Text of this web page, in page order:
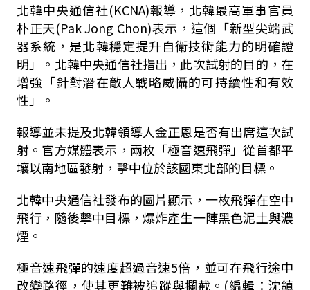
北韓中央通信社(KCNA)報導，北韓最高軍事官員
朴正天(Pak Jong Chon)表示，這個「新型尖端武
器系統，是北韓穩定提升自衛技術能力的明確證
明」。北韓中央通信社指出，此次試射的目的，在
增強「針對潛在敵人戰略威懾的可持續性和有效
性」。
報導並未提及北韓領導人金正恩是否有出席這次試
射。官方媒體表示，兩枚「極音速飛彈」從首都平
壤以南地區發射，擊中位於該國東北部的目標。
北韓中央通信社發布的圖片顯示，一枚飛彈在空中
飛行，隨後擊中目標，爆炸產生一陣黑色泥土與濃
煙。
極音速飛彈的速度超過音速5倍，並可在飛行途中
改變路徑，使其更難被追蹤與攔截。(編輯：沈鎮